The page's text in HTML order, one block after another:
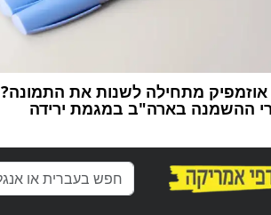
מתחילה לשנות את התמונה?
ההשמנה בארה"ב במגמת ירידה